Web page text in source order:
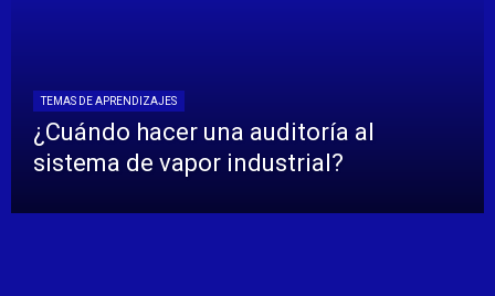
TEMAS DE APRENDIZAJES
¿Cuándo hacer una auditoría al
sistema de vapor industrial?